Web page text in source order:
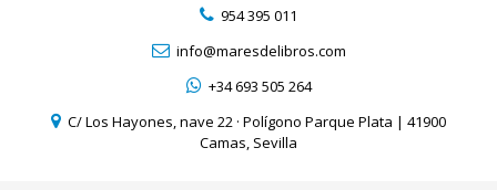
954 395 011
info@maresdelibros.com
+34 693 505 264
C/ Los Hayones, nave 22 · Polígono Parque Plata | 41900
Camas, Sevilla